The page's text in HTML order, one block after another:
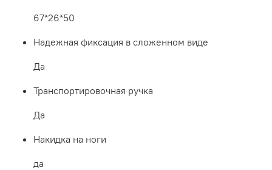
67*26*50
Надежная фиксация в сложенном виде
Да
Транспортировочная ручка
Да
Накидка на ноги
да